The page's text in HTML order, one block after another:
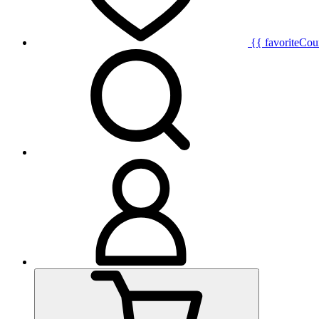
{{